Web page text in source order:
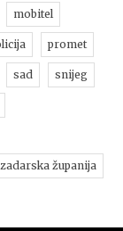
mobitel
promet
sad snijeg
zadarska županija